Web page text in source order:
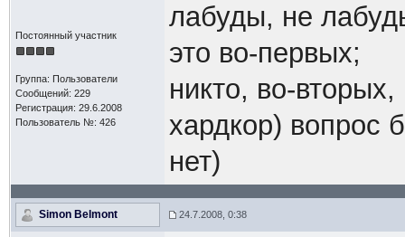
Постоянный участник
Группа: Пользователи
Сообщений: 229
Регистрация: 29.6.2008
Пользователь №: 426
лабуды, не
это во-первых;
никто, во-
хардкор) вопрос
нет)
Simon Belmont 24.7.2008, 0:38